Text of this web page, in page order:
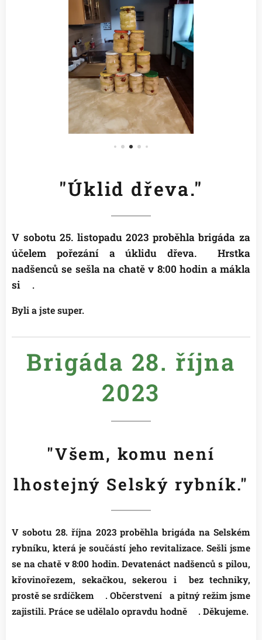
"Úklid dřeva."
V sobotu 25. listopadu 2023 proběhla brigáda za
účelem pořezání a úklidu dřeva. Hrstka
nadšenců se sešla na chatě v 8:00 hodin a mákla
si 😉.
Byli a jste super.
Brigáda 28. října
2023
"Všem, komu není
lhostejný Selský rybník."
V sobotu 28. října 2023 proběhla brigáda na Selském
rybníku, která je součástí jeho revitalizace. Sešli jsme
se na chatě v 8:00 hodin. Devatenáct nadšenců s pilou,
křovinořezem, sekačkou, sekerou i bez techniky,
prostě se srdíčkem💕. Občerstvení a pitný režim jsme
zajistili. Práce se udělalo opravdu hodně😉. Děkujeme.